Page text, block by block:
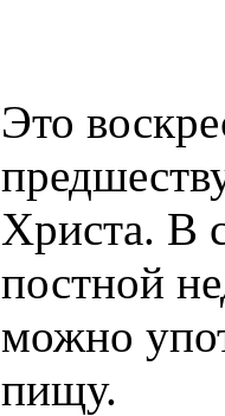
Это
Христа. В
постной
можно
пищу.